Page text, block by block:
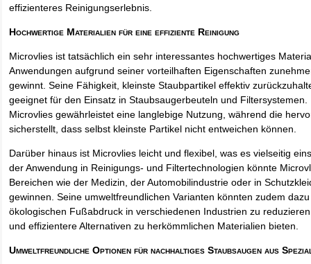
effizienteres Reinigungserlebnis.
Hochwertige Materialien für eine effiziente Reinigung
Microvlies ist tatsächlich ein sehr interessantes hochwertiges
Anwendungen aufgrund seiner vorteilhaften Eigenschaften
gewinnt. Seine Fähigkeit, kleinste Staubpartikel effektiv
geeignet für den Einsatz in Staubsaugerbeuteln und
Microvlies gewährleistet eine langlebige Nutzung, während die
sicherstellt, dass selbst kleinste Partikel nicht entweichen können.
Darüber hinaus ist Microvlies leicht und flexibel, was es vielseitig
der Anwendung in Reinigungs- und Filtertechnologien könnte
Bereichen wie der Medizin, der Automobilindustrie oder in
gewinnen. Seine umweltfreundlichen Varianten könnten zudem
ökologischen Fußabdruck in verschiedenen Industrien zu
und effizientere Alternativen zu herkömmlichen Materialien bieten.
Umweltfreundliche Optionen für nachhaltiges Staubsaugen aus